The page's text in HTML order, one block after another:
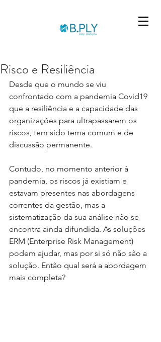
Risco e Resiliência
Desde que o mundo se viu
confrontado com a pandemia Covid19
que a resiliência e a capacidade das
organizações para ultrapassarem os
riscos, tem sido tema comum e de
discussão permanente.
Contudo, no momento anterior à
pandemia, os riscos já existiam e
estavam presentes nas abordagens
correntes da gestão, mas a
sistematização da sua análise não se
encontra ainda difundida. As soluções
ERM (Enterprise Risk Management)
podem ajudar, mas por si só não são a
solução. Então qual será a abordagem
mais completa?